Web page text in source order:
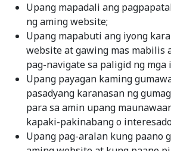
Upang mapadali ang
ng aming website;
Upang mapabuti ang iyong
website at gawing mas mabilis
pag-navigate sa paligid ng mga
Upang payagan kaming
pasadyang karanasan ng
para sa amin upang
kapaki-pakinabang o
Upang pag-aralan kung paano